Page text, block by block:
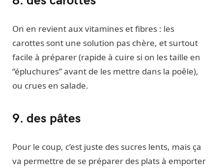
On en revient aux vitamines et fibres : les
carottes sont une solution pas chère, et surtout
facile à préparer (rapide à cuire si on les taille en
“épluchures” avant de les mettre dans la poêle),
ou crues en salade.
9. des pâtes
Pour le coup, c’est juste des sucres lents, mais ça
va permettre de se préparer des plats à emporter